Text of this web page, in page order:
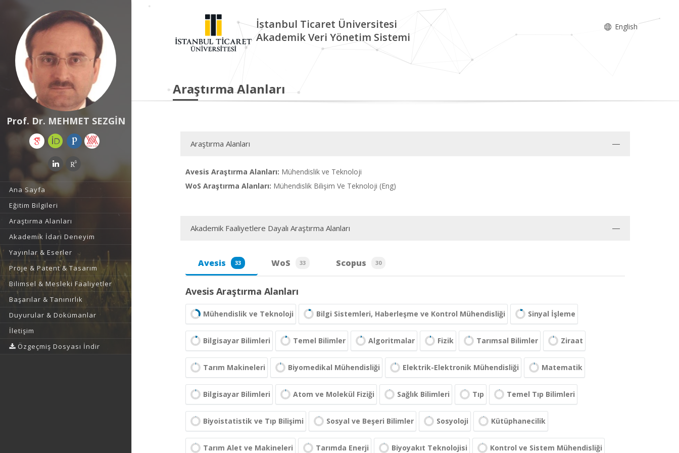
Prof. Dr. MEHMET SEZGİN
Ana Sayfa
Eğitim Bilgileri
Araştırma Alanları
Akademik İdari Deneyim
Yayınlar & Eserler
Proje & Patent & Tasarım
Bilimsel & Mesleki Faaliyetler
Başarılar & Tanınırlık
Duyurular & Dokümanlar
İletişim
Özgeçmiş Dosyası İndir
İstanbul Ticaret Üniversitesi
Akademik Veri Yönetim Sistemi
English
Araştırma Alanları
Araştırma Alanları
Avesis Araştırma Alanları: Mühendislik ve Teknoloji
WoS Araştırma Alanları: Mühendislik Bilişim Ve Teknoloji (Eng)
Akademik Faaliyetlere Dayalı Araştırma Alanları
Avesis 33 WoS 33 Scopus 30
Avesis Araştırma Alanları
Mühendislik ve Teknoloji Bilgi Sistemleri, Haberleşme ve Kontrol Mühendisliği Sinyal İşleme
Bilgisayar Bilimleri Temel Bilimler Algoritmalar Fizik Tarımsal Bilimler Ziraat
Tarım Makineleri Biyomedikal Mühendisliği Elektrik-Elektronik Mühendisliği Matematik
Bilgisayar Bilimleri Atom ve Molekül Fiziği Sağlık Bilimleri Tıp Temel Tıp Bilimleri
Biyoistatistik ve Tıp Bilişimi Sosyal ve Beşeri Bilimler Sosyoloji Kütüphanecilik
Tarım Alet ve Makineleri Tarımda Enerji Biyoyakıt Teknolojisi Kontrol ve Sistem Mühendisliği